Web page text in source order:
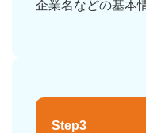
企業名などの基本
Step3